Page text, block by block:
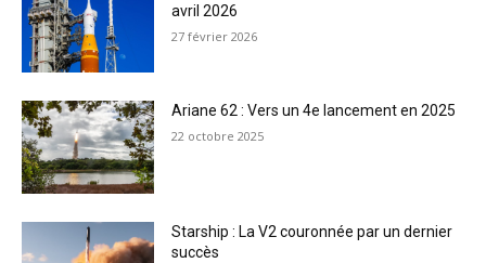
avril 2026
27 février 2026
Ariane 62 : Vers un 4e lancement en 2025
22 octobre 2025
Starship : La V2 couronnée par un dernier
succès